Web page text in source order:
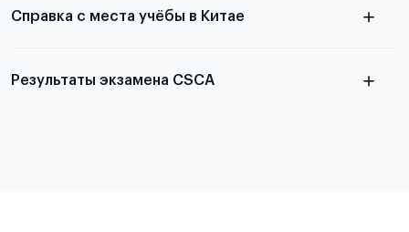
Справка с места учёбы в Китае
Результаты экзамена CSCA